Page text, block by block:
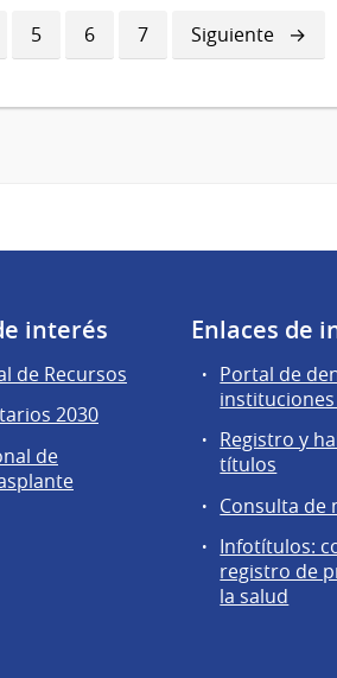
Página
5 Página
6 Página
7
Siguiente
página
Siguiente
interés
de Recursos
2030
de
Enlaces de
Portal de
Registro y
títulos
Consulta de
Infotítulos:
registro de
la salud